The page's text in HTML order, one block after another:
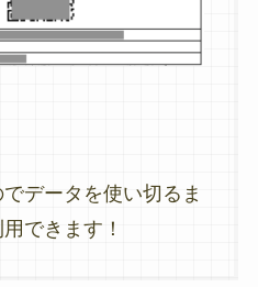
データを使い切るま
できます！